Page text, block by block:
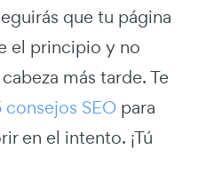
que tu página
el principio y no
más tarde. Te
consejos SEO para
en el intento. ¡Tú